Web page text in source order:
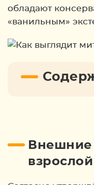
обладают
«ванильным»
Внешние